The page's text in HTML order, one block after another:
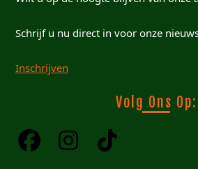
Schrijf u nu direct in voor onze
Inschrijven
Volg Ons Op: